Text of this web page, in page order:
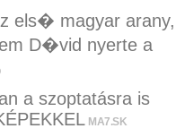
els� magyar arany,
D�vid nyerte a
a szoptatásra is
MA7.SK